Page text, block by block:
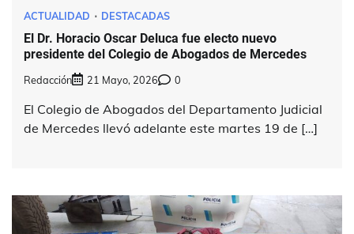
ACTUALIDAD DESTACADAS
El Dr. Horacio Oscar Deluca fue electo nuevo
presidente del Colegio de Abogados de Mercedes
Redacción 21 Mayo, 2026 0
El Colegio de Abogados del Departamento Judicial
de Mercedes llevó adelante este martes 19 de […]